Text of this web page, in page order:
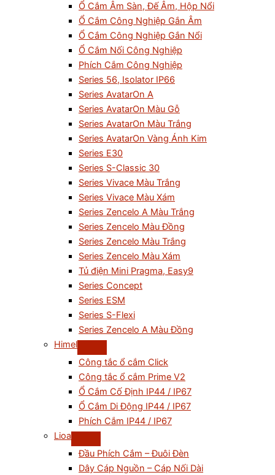
Ổ Cắm Âm Sàn, Đế Âm, Hộp Nổi
Ổ Cắm Công Nghiệp Gắn Âm
Ổ Cắm Công Nghiệp Gắn Nổi
Ổ Cắm Nối Công Nghiệp
Phích Cắm Công Nghiệp
Series 56, Isolator IP66
Series AvatarOn A
Series AvatarOn Màu Gỗ
Series AvatarOn Màu Trắng
Series AvatarOn Vàng Ánh Kim
Series E30
Series S-Classic 30
Series Vivace Màu Trắng
Series Vivace Màu Xám
Series Zencelo A Màu Trắng
Series Zencelo Màu Đồng
Series Zencelo Màu Trắng
Series Zencelo Màu Xám
Tủ điện Mini Pragma, Easy9
Series Concept
Series ESM
Series S-Flexi
Series Zencelo A Màu Đồng
Himel
Công tắc ổ cắm Click
Công tắc ổ cắm Prime V2
Ổ Cắm Cố Định IP44 / IP67
Ổ Cắm Di Động IP44 / IP67
Phích Cắm IP44 / IP67
Lioa
Đầu Phích Cắm – Đuôi Đèn
Dây Cáp Nguồn – Cáp Nối Dài